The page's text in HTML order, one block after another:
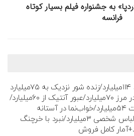
به جشنواره فیلم بسیار کوتاه
فرانسه
جیمز باند ۱۱۴میلیارد/زنده شور نزدیک به ۷۵میلیارد
و استخر در مرز ۷۰میلیارد/عبور آنتیک از ۶۰میلیارد/
تهران‌کنارت ۵۴میلیارد/خواب‌نما در آستانه
۵میلیارد/لباس شخصی ۳میلیارد/نبرد با خرچنگ